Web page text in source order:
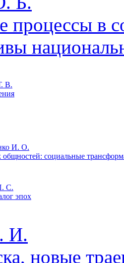
процессы в
В.
И. О.
социальные
С.
эпох
И.
новые